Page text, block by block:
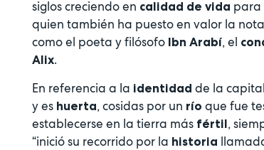
siglos creciendo en calidad de vida para
quien también ha puesto en valor la
como el poeta y filósofo Ibn Arabí, el
Alix.
En referencia a la identidad de la
y es huerta, cosidas por un río que fue
establecerse en la tierra más fértil,
“inició su recorrido por la historia